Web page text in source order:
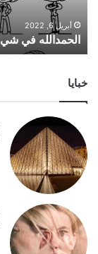
ي
ي
ع
ب
ا
ل
ه
ي
أبريل 6, 2022
الحمدالله في
خبايا